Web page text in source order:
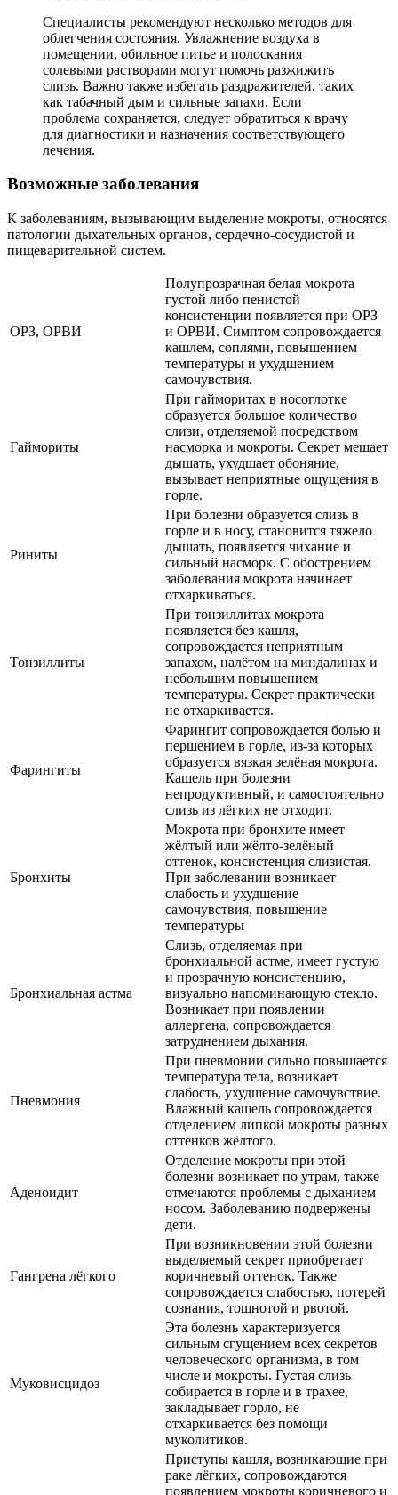
Специалисты рекомендуют несколько методов для
облегчения состояния. Увлажнение воздуха в
помещении, обильное питье и полоскания
солевыми растворами могут помочь разжижить
слизь. Важно также избегать раздражителей, таких
как табачный дым и сильные запахи. Если
проблема сохраняется, следует обратиться к врачу
для диагностики и назначения соответствующего
лечения.
Возможные заболевания
К заболеваниям, вызывающим выделение мокроты, относятся
патологии дыхательных органов, сердечно-сосудистой и
пищеварительной систем.
ОРЗ, ОРВИ
Полупрозрачная белая мокрота
густой либо пенистой
консистенции появляется при ОРЗ
и ОРВИ. Симптом сопровождается
кашлем, соплями, повышением
температуры и ухудшением
самочувствия.
Гаймориты
При гайморитах в носоглотке
образуется большое количество
слизи, отделяемой посредством
насморка и мокроты. Секрет мешает
дышать, ухудшает обоняние,
вызывает неприятные ощущения в
горле.
Риниты
При болезни образуется слизь в
горле и в носу, становится тяжело
дышать, появляется чихание и
сильный насморк. С обострением
заболевания мокрота начинает
отхаркиваться.
Тонзиллиты
При тонзиллитах мокрота
появляется без кашля,
сопровождается неприятным
запахом, налётом на миндалинах и
небольшим повышением
температуры. Секрет практически
не отхаркивается.
Фарингиты
Фарингит сопровождается болью и
першением в горле, из-за которых
образуется вязкая зелёная мокрота.
Кашель при болезни
непродуктивный, и самостоятельно
слизь из лёгких не отходит.
Бронхиты
Мокрота при бронхите имеет
жёлтый или жёлто-зелёный
оттенок, консистенция слизистая.
При заболевании возникает
слабость и ухудшение
самочувствия, повышение
температуры
Бронхиальная астма
Слизь, отделяемая при
бронхиальной астме, имеет густую
и прозрачную консистенцию,
визуально напоминающую стекло.
Возникает при появлении
аллергена, сопровождается
затруднением дыхания.
Пневмония
При пневмонии сильно повышается
температура тела, возникает
слабость, ухудшение самочувствие.
Влажный кашель сопровождается
отделением липкой мокроты разных
оттенков жёлтого.
Аденоидит
Отделение мокроты при этой
болезни возникает по утрам, также
отмечаются проблемы с дыханием
носом. Заболеванию подвержены
дети.
Гангрена лёгкого
При возникновении этой болезни
выделяемый секрет приобретает
коричневый оттенок. Также
сопровождается слабостью, потерей
сознания, тошнотой и рвотой.
Муковисцидоз
Эта болезнь характеризуется
сильным сгущением всех секретов
человеческого организма, в том
числе и мокроты. Густая слизь
собирается в горле и в трахее,
закладывает горло, не
отхаркивается без помощи
муколитиков.
Приступы кашля, возникающие при
раке лёгких, сопровождаются
появлением мокроты коричневого и